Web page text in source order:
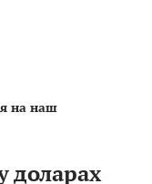
на наш
доларах